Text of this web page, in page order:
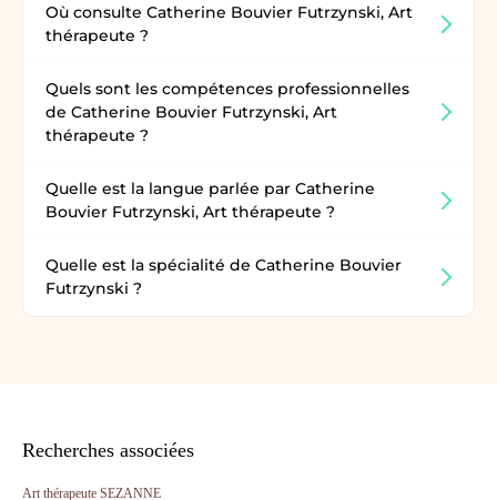
Où consulte Catherine Bouvier Futrzynski, Art
thérapeute ?
Quels sont les compétences professionnelles
de Catherine Bouvier Futrzynski, Art
thérapeute ?
Quelle est la langue parlée par Catherine
Bouvier Futrzynski, Art thérapeute ?
Quelle est la spécialité de Catherine Bouvier
Futrzynski ?
Recherches associées
Art thérapeute SEZANNE